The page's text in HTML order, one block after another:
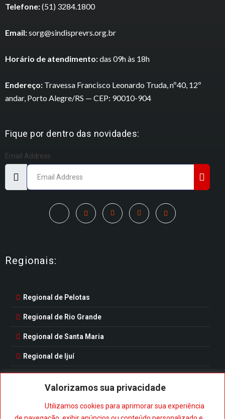
Valorizamos sua privacidade
Utilizamos cookies para aprimorar sua experiência
Telefone:(51) 3284.1800
Email:sorg@sindisprevrs.org.br
Horário de atendimento:das 09h às 18h
Endereço: Travessa Francisco Leonardo Truda, nº40, 12º
andar, Porto Alegre/RS — CEP: 90010-904
Fique por dentro das novidades:
Email Address
Regionais:
Regional de Pelotas
Regional de Rio Grande
Regional de Santa Maria
Regional de Ijuí
Baixe nosso aplicativo: